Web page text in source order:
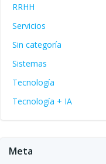
RRHH
Servicios
Sin categoría
Sistemas
Tecnología
Tecnología + IA
Meta